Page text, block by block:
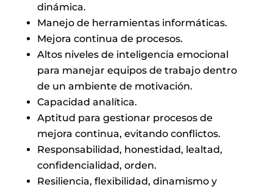
dinámica.
Manejo de herramientas informáticas.
Mejora continua de procesos.
Altos niveles de inteligencia emocional
para manejar equipos de trabajo dentro
de un ambiente de motivación.
Capacidad analítica.
Aptitud para gestionar procesos de
mejora continua, evitando conflictos.
Responsabilidad, honestidad, lealtad,
confidencialidad, orden.
Resiliencia, flexibilidad, dinamismo y